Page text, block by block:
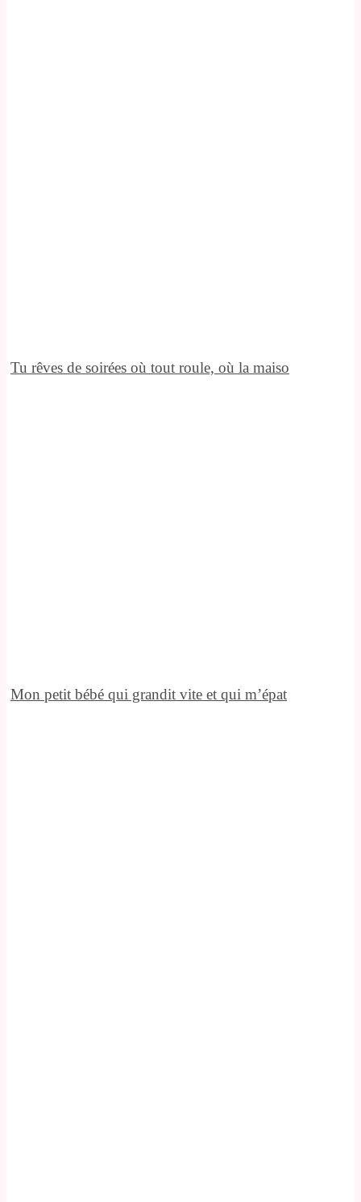
Tu rêves de soirées où tout roule, où la maiso
Mon petit bébé qui grandit vite et qui m’épat